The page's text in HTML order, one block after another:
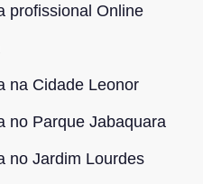
profissional Online
na Cidade Leonor
no Parque Jabaquara
no Jardim Lourdes